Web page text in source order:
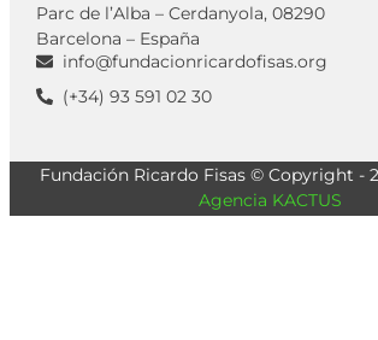
Parc de l’Alba – Cerdanyola, 08290
Barcelona – España
info@fundacionricardofisas.org
(+34) 93 591 02 30
Fundación Ricardo Fisas © Copyright -
Agencia KACTUS